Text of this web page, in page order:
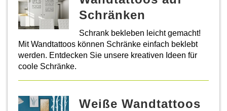
Schränken
Schrank bekleben leicht gemacht!
Mit Wandtattoos können Schränke einfach beklebt
werden. Entdecken Sie unsere kreativen Ideen für
coole Schränke.
Weiße Wandtattoos